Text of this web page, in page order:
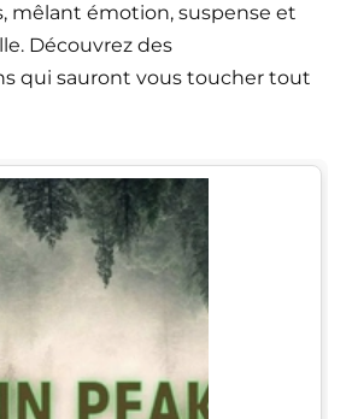
mêlant émotion, suspense et
Découvrez des
qui sauront vous toucher tout